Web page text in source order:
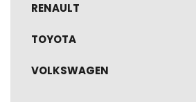
RENAULT
TOYOTA
VOLKSWAGEN